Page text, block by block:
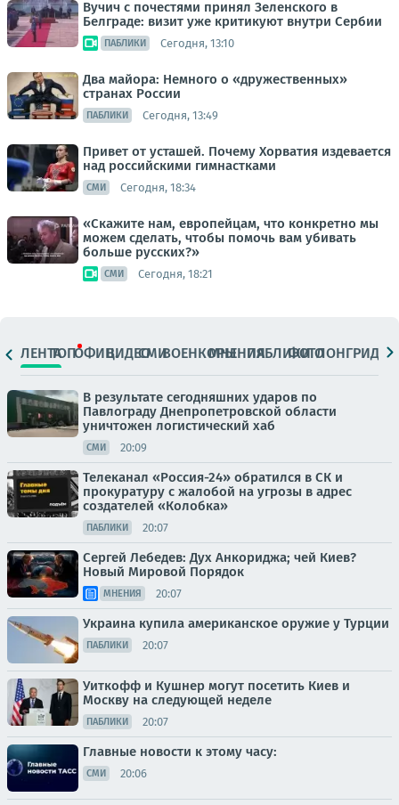
Вучич с почестями принял Зеленского в
Белграде: визит уже критикуют внутри Сербии
ПАБЛИКИ Сегодня, 13:10
Два майора: Немного о «дружественных»
странах России
ПАБЛИКИ Сегодня, 13:49
Привет от усташей. Почему Хорватия издевается
над российскими гимнастками
СМИ Сегодня, 18:34
«Скажите нам, европейцам, что конкретно мы
можем сделать, чтобы помочь вам убивать
больше русских?»
СМИ Сегодня, 18:21
ЛЕНТАТОПОФИЦ.ВИДЕОСМИВОЕНКОРЫМНЕНИЯПАБЛИКИ
ФОТОЛОНГРИДЫ
В результате сегодняшних ударов по
Павлограду Днепропетровской области
уничтожен логистический хаб
СМИ 20:09
Телеканал «Россия-24» обратился в СК и
прокуратуру с жалобой на угрозы в адрес
создателей «Колобка»
ПАБЛИКИ 20:07
Сергей Лебедев: Дух Анкориджа; чей Киев?
Новый Мировой Порядок
МНЕНИЯ 20:07
Украина купила американское оружие у Турции
ПАБЛИКИ 20:07
Уиткофф и Кушнер могут посетить Киев и
Москву на следующей неделе
ПАБЛИКИ 20:07
Главные новости к этому часу:
СМИ 20:06